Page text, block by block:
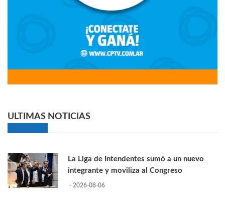
ULTIMAS NOTICIAS
La Liga de Intendentes sumó a un nuevo
integrante y moviliza al Congreso
- 2026-08-06